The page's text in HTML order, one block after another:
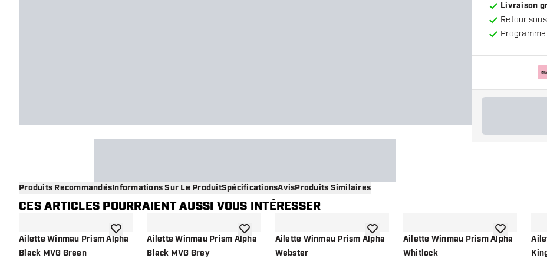
Livraison
Retour
Produits RecommandésInformations Sur Le ProduitSpécificationsAvisProduits Similaires
CES ARTICLES POURRAIENT AUSSI VOUS INTÉRESSER
Ailette Winmau Prism Alpha
Black MVG Green
ajouter à la liste de souhaits
Ailette Winmau Prism Alpha
Black MVG Grey
ajouter à la liste de souhaits
Ailette Winmau Prism Alpha
Webster
ajouter à la liste de souhaits
Ailette Winmau Prism Alpha
Whitlock
ajouter à la